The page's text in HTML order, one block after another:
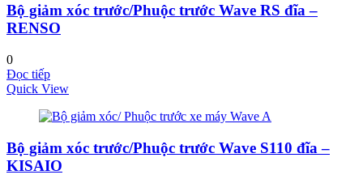
Bộ giảm xóc trước/Phuộc trước Wave RS đĩa –
RENSO
0
Đọc tiếp
Quick View
Bộ giảm xóc trước/Phuộc trước Wave S110 đĩa –
KISAIO